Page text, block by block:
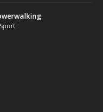
Sport